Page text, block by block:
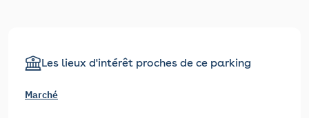
Les lieux d'intérêt proches de ce parking
Marché